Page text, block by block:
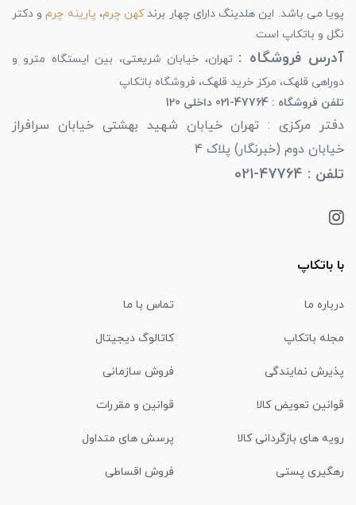
پویا می باشد. این هلدینگ دارای چهار برندکهن چرم، پارینه چرمو دکتر
نگل و باتکاپ است.
آدرس فروشگاه : تهران، خیابان شریعتی، بین ایستگاه مترو و
دوراهی قلهک، مرکز خرید قلهک، فروشگاه باتکاپ
تلفن فروشگاه : 47764-021 داخلی 120
دفتر مرکزی : تهران خیابان شهید بهشتی خیابان سرافراز
خیابان دوم (خبرنگار) پلاک 4
تلفن : 47764-021
با باتکاپ
درباره ما تماس با ما
مجله باتکاپ کاتالوگ دیجیتال
پذیرش نمایندگی فروش سازمانی
قوانین تعویض کالا قوانین و مقررات
رویه های بازگردانی کالا پرسش های متداول
رهگیری پستی فروش اقساطی